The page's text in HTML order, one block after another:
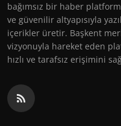
bağımsız bir haber
ve güvenilir altyapısıyla
içerikler üretir. Başkent
vizyonuyla hareket eden
hızlı ve tarafsız erişimini